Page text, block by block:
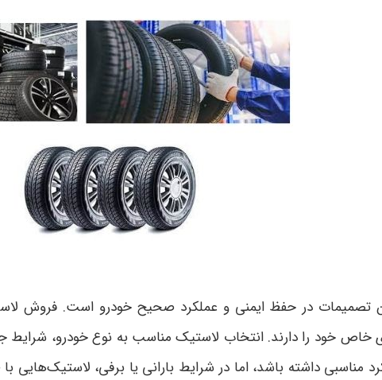
تصمیمات در حفظ ایمنی و عملکرد صحیح خودرو است. فروش
خاص خود را دارند. انتخاب لاستیک مناسب به نوع خودرو،
داشته باشد، اما در شرایط بارانی یا برفی،